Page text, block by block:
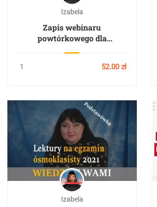
Izabela
Zapis webinaru
powtórkowego dla
1 52.00 zł
Izabela